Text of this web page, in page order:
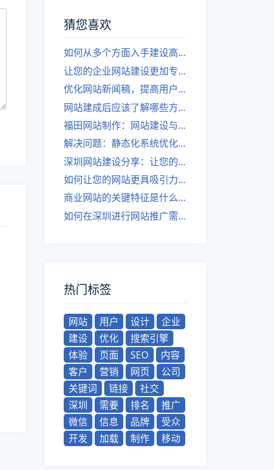
猜您喜欢
如何从多个方面入手建设高质量的网站？
让您的企业网站建设更加专业！网站商城网站建设，专业极致！
优化网站新闻稿，提高用户吸引力！
网站建成后应该了解哪些方面？
福田网站制作：网站建设与优化，让您的网站事半功倍！
解决问题：静态化系统优化网站速度
深圳网站建设分享：让您的软文更具吸引力
如何让您的网站更具吸引力，吸引更多用户点击？
商业网站的关键特征是什么？
如何在深圳进行网站推广需注意哪些事项？
热门标签
网站 用户 设计
企业
建设
优化
搜索引擎
体验
页面 SEO
内容
客户
营销 网页
公司
关键词
链接
社交
深圳
需要 排名
推广
微信
信息 品牌
受众
开发
加载 制作 移动